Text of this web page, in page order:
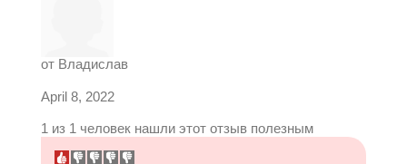
от Владислав
April 8, 2022
1 из 1 человек нашли этот отзыв полезным